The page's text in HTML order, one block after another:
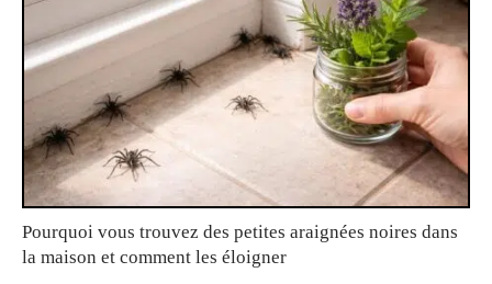
Pourquoi vous trouvez des petites araignées noires dans
la maison et comment les éloigner